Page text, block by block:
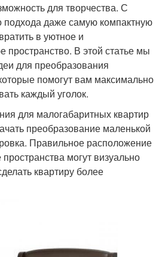
для творчества. С
даже самую компактную
в уютное и
пространство. В этой статье мы
для преобразования
помогут вам максимально
каждый уголок.
для малогабаритных квартир
преобразование маленькой
Правильное расположение
могут визуально
квартиру более